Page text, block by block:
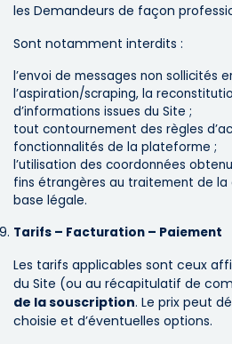
les Demandeurs de façon
Sont notamment interdits :
l’envoi de messages non sollicités
l’aspiration/scraping, la
d’informations issues du Site ;
tout contournement des règles
fonctionnalités de la plateforme ;
l’utilisation des coordonnées
fins étrangères au traitement de la
base légale.
Tarifs – Facturation – Paiement
Les tarifs applicables sont ceux
du Site (ou au récapitulatif de
de la souscription. Le prix peut
choisie et d’éventuelles options.